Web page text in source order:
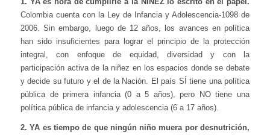
Colombia cuenta con la Ley de Infancia y Adolescencia-1098 de
2006. Sin embargo, luego de 12 años, los avances en política
han sido insuficientes para lograr el principio de la protección
integral, con enfoque de equidad, diversidad y con la
participación activa de la niñez en los espacios donde se debate
y decide su futuro y el de la Nación. El país SÍ tiene una política
pública de primera infancia (0 a 5 años), pero NO tiene una
política pública de infancia y adolescencia (6 a 17 años).
2. YA es tiempo de que ningún niño muera por desnutrición,